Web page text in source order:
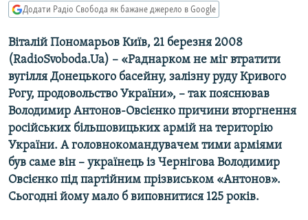
Перейти
пошуку
СУСПІЛЬСТВО
КУЛЬТУРА
УКРАЇНА
СВІТ
ДОНБАС.РЕАЛІЇ
КРИМ.РЕАЛІЇ
ТИ ЯК?
СХЕМИ
КИТАЙ.ВИКЛИКИ
МУЛЬТИМЕДІА
ФОТО
СПЕЦПРОЄКТИ
Додати Радіо Свобода як бажане джерело в Google
Віталій Пономарьов Київ, 21 березня 2008
(RadioSvoboda.Ua) – «Раднарком не міг втратити
вугілля Донецького басейну, залізну руду Кривого
Рогу, продовольство України», – так пояснював
Володимир Антонов-Овсієнко причини вторгнення
російських більшовицьких армій на територію
України. А головнокомандувачем тими арміями
був саме він – українець із Чернігова Володимир
Овсієнко під партійним прізвиськом «Антонов».
Сьогодні йому мало б виповнитися 125 років.